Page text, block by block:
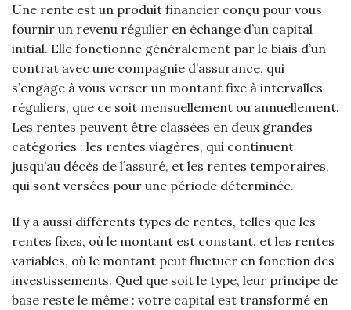
Une rente est un produit financier conçu pour vous
fournir un revenu régulier en échange d’un capital
initial. Elle fonctionne généralement par le biais d’un
contrat avec une compagnie d’assurance, qui
s’engage à vous verser un montant fixe à intervalles
réguliers, que ce soit mensuellement ou annuellement.
Les rentes peuvent être classées en deux grandes
catégories : les rentes viagères, qui continuent
jusqu’au décès de l’assuré, et les rentes temporaires,
qui sont versées pour une période déterminée.
Il y a aussi différents types de rentes, telles que les
rentes fixes, où le montant est constant, et les rentes
variables, où le montant peut fluctuer en fonction des
investissements. Quel que soit le type, leur principe de
base reste le même : votre capital est transformé en